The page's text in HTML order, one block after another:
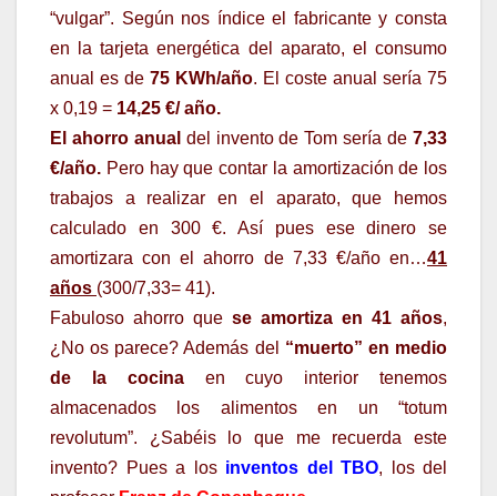
“vulgar”. Según nos índice el fabricante y consta
en la tarjeta energética del aparato, el consumo
anual es de 75 KWh/año. El coste anual sería 75
x 0,19 = 14,25 €/ año.
El ahorro anual del invento de Tom sería de7,33
€/año. Pero hay que contar la amortización de los
trabajos a realizar en el aparato, que hemos
calculado en 300 €. Así pues ese dinero se
amortizara con el ahorro de 7,33 €/año en…41
años (300/7,33= 41).
Fabuloso ahorro que se amortiza en 41 años,
¿No os parece? Además del “muerto” en medio
de la cocinaen cuyo interior tenemos
almacenados los alimentos en un “totum
revolutum”. ¿Sabéis lo que me recuerda este
invento? Pues a los inventos del TBO, los del